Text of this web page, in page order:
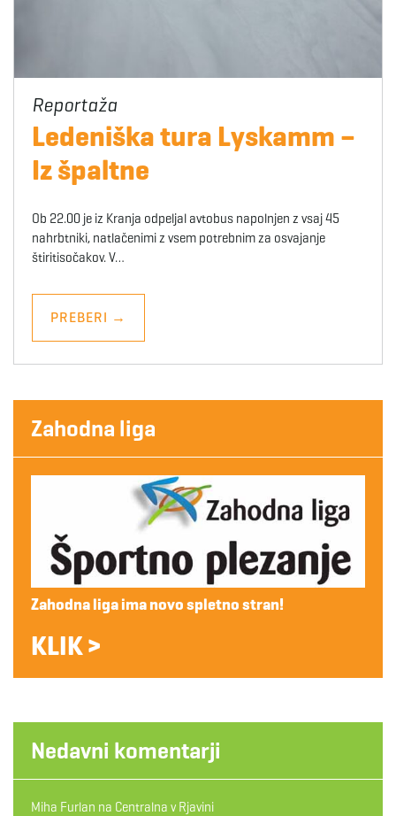
Ledeniška tura Lyskamm –
Iz špaltne
Ob 22.00 je iz Kranja odpeljal avtobus napolnjen z vsaj 45
nahrbtniki, natlačenimi z vsem potrebnim za osvajanje
štiritisočakov. V…
PREBERI →
Zahodna liga
Zahodna liga ima novo spletno stran!
KLIK >
Nedavni komentarji
Miha Furlan na Centralna v Rjavini